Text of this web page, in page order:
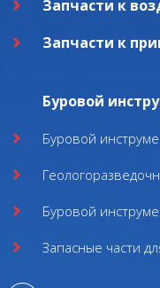
Запчасти к
Запчасти к
Буровой
Буровой
Буровой
Запасные части